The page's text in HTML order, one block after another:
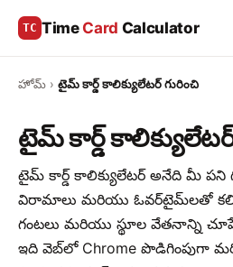
TC Time Card Calculator
హోమ్ › టైమ్ కార్డ్ కాలిక్యులేటర్ గురించి
టైమ్ కార్డ్
టైమ్ కార్డ్ కాలిక్యులేటర్ అనేది మీ పని
విరామాలు మరియు ఓవర్‌టైమ్‌లతో
గంటలు మరియు స్థూల వేతనాన్ని
ఇది వెబ్‌లో Chrome పొడిగింపుగా